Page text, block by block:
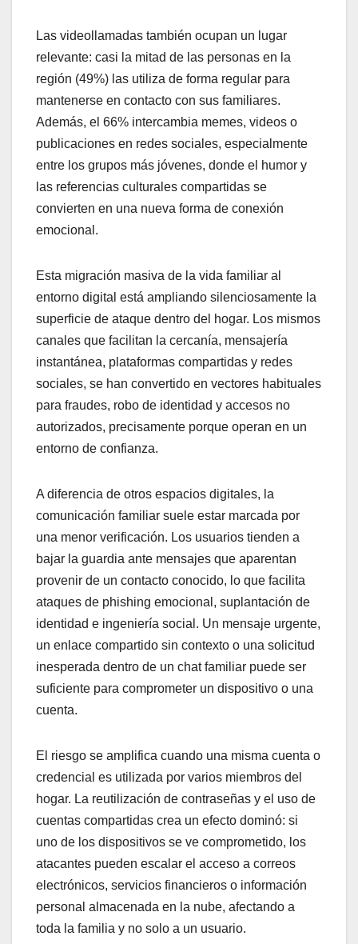
Las videollamadas también ocupan un lugar
relevante: casi la mitad de las personas en la
región (49%) las utiliza de forma regular para
mantenerse en contacto con sus familiares.
Además, el 66% intercambia memes, videos o
publicaciones en redes sociales, especialmente
entre los grupos más jóvenes, donde el humor y
las referencias culturales compartidas se
convierten en una nueva forma de conexión
emocional.
Esta migración masiva de la vida familiar al
entorno digital está ampliando silenciosamente la
superficie de ataque dentro del hogar. Los mismos
canales que facilitan la cercanía, mensajería
instantánea, plataformas compartidas y redes
sociales, se han convertido en vectores habituales
para fraudes, robo de identidad y accesos no
autorizados, precisamente porque operan en un
entorno de confianza.
A diferencia de otros espacios digitales, la
comunicación familiar suele estar marcada por
una menor verificación. Los usuarios tienden a
bajar la guardia ante mensajes que aparentan
provenir de un contacto conocido, lo que facilita
ataques de phishing emocional, suplantación de
identidad e ingeniería social. Un mensaje urgente,
un enlace compartido sin contexto o una solicitud
inesperada dentro de un chat familiar puede ser
suficiente para comprometer un dispositivo o una
cuenta.
El riesgo se amplifica cuando una misma cuenta o
credencial es utilizada por varios miembros del
hogar. La reutilización de contraseñas y el uso de
cuentas compartidas crea un efecto dominó: si
uno de los dispositivos se ve comprometido, los
atacantes pueden escalar el acceso a correos
electrónicos, servicios financieros o información
personal almacenada en la nube, afectando a
toda la familia y no solo a un usuario.